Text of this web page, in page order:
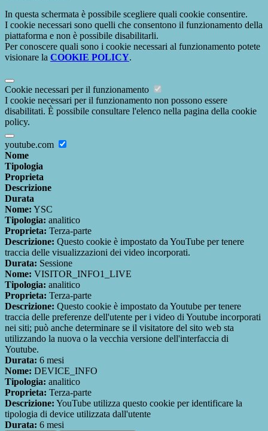
In questa schermata è possibile scegliere quali cookie consentire.
I cookie necessari sono quelli che consentono il funzionamento della
piattaforma e non è possibile disabilitarli.
Per conoscere quali sono i cookie necessari al funzionamento potete
visionare la COOKIE POLICY.
Cookie necessari per il funzionamento
I cookie necessari per il funzionamento non possono essere
disabilitati. È possibile consultare l'elenco nella pagina della cookie
policy.
youtube.com
Nome
Tipologia
Proprieta
Descrizione
Durata
Nome: YSC
Tipologia: analitico
Proprieta: Terza-parte
Descrizione: Questo cookie è impostato da YouTube per tenere
traccia delle visualizzazioni dei video incorporati.
Durata: Sessione
Nome: VISITOR_INFO1_LIVE
Tipologia: analitico
Proprieta: Terza-parte
Descrizione: Questo cookie è impostato da Youtube per tenere
traccia delle preferenze dell'utente per i video di Youtube incorporati
nei siti; può anche determinare se il visitatore del sito web sta
utilizzando la nuova o la vecchia versione dell'interfaccia di
Youtube.
Durata: 6 mesi
Nome: DEVICE_INFO
Tipologia: analitico
Proprieta: Terza-parte
Descrizione: YouTube utilizza questo cookie per identificare la
tipologia di device utilizzata dall'utente
Durata: 6 mesi